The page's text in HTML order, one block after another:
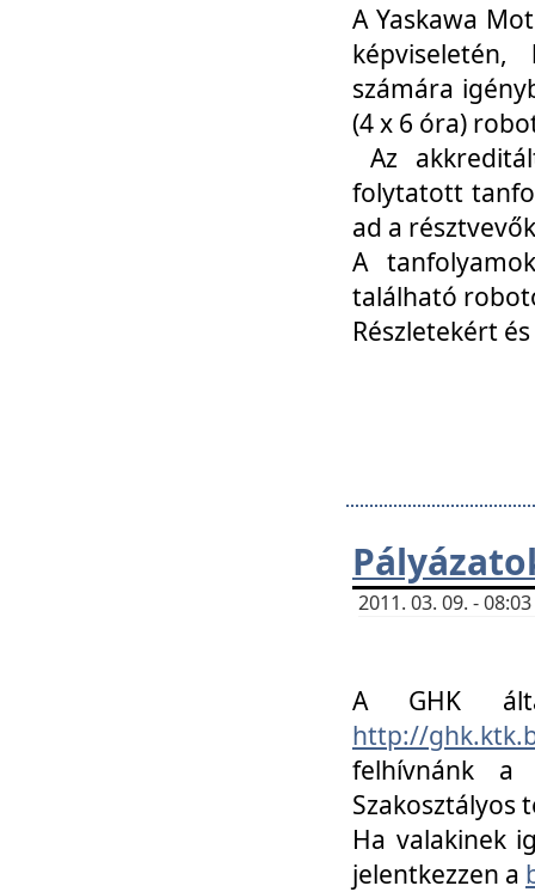
A Yaskawa
számára
(4 x 6 óra)
Az
folytatott
ad a
A
található
Részletekért
2011. 03. 09. -
A GHK
http://
felhívnánk a
Szakosztályos
Ha valakinek
jelentkezzen a